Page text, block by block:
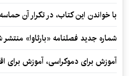
با خواندن این کتاب، در تکرار آن
شماره جدید فصلنامه «بارثاوا»
آموزش برای دموکراسی، آموزش برای